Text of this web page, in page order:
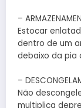
–
Estocar
dentro de um
debaixo da pia
–
Não
multiplica